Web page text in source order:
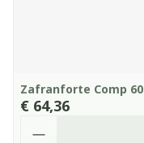
Zafranforte Comp 60
€ 64,36